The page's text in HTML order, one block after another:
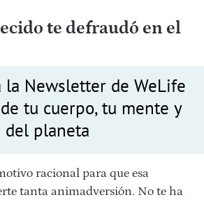
te defraudó en el
la Newsletter de WeLife
tu cuerpo, tu mente y
del planeta
racional para que esa
tanta animadversión. No te ha